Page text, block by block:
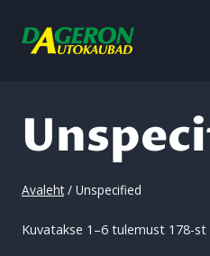
Avaleht / Unspecified
Kuvatakse 1–6 tulemust 178-st